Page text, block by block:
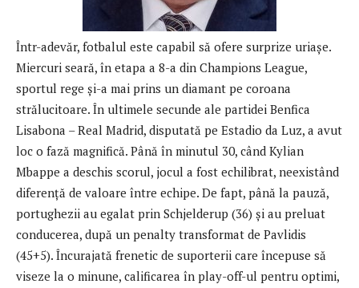
Într-adevăr, fotbalul este capabil să ofere surprize uriașe.
Miercuri seară, în etapa a 8-a din Champions League,
sportul rege și-a mai prins un diamant pe coroana
strălucitoare. În ultimele secunde ale partidei Benfica
Lisabona – Real Madrid, disputată pe Estadio da Luz, a avut
loc o fază magnifică. Până în minutul 30, când Kylian
Mbappe a deschis scorul, jocul a fost echilibrat, neexistând
diferență de valoare între echipe. De fapt, până la pauză,
portughezii au egalat prin Schjelderup (36) și au preluat
conducerea, după un penalty transformat de Pavlidis
(45+5). Încurajată frenetic de suporterii care începuse să
viseze la o minune, calificarea în play-off-ul pentru optimi,